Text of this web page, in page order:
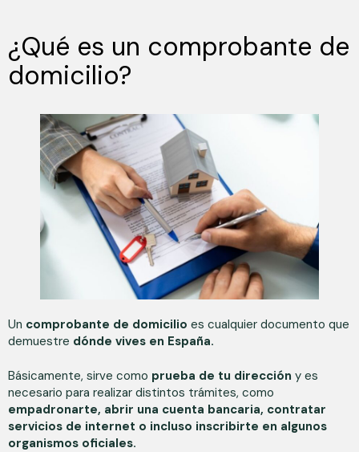
¿Qué es un comprobante de
domicilio?
Un comprobante de domicilio es cualquier documento que
demuestre dónde vives en España.
Básicamente, sirve como prueba de tu dirección y es
necesario para realizar distintos trámites, como
empadronarte, abrir una cuenta bancaria, contratar
servicios de internet o incluso inscribirte en algunos
organismos oficiales.